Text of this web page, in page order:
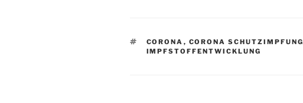
SCHLAGWÖRTER
CORONA , CORONA SCHUTZIMPFUNG
IMPFSTOFFENTWICKLUNG